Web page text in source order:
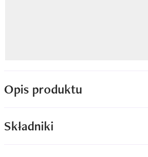
Opis produktu
Składniki